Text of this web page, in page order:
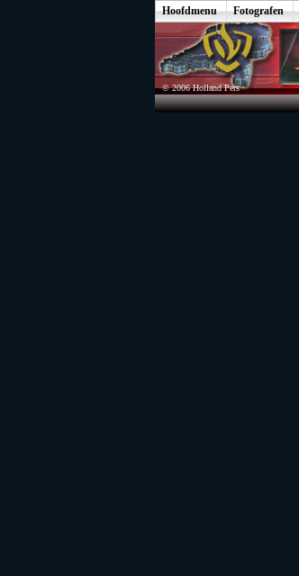
Hoofdmenu Fotografen
© 2006 Holland Pers